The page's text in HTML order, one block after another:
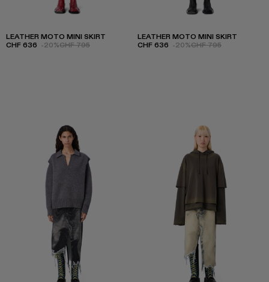
LEATHER MOTO MINI SKIRT
CHF 636 -20%CHF 795
LEATHER MOTO MINI SKIRT
CHF 636 -20%CHF 795